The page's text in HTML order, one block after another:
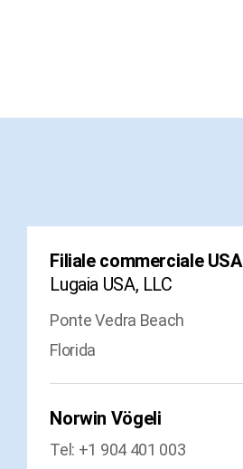
Filiale commerciale USA
Lugaia USA, LLC
Ponte Vedra Beach
Florida
Norwin Vögeli
Tel: +1 904 401 003